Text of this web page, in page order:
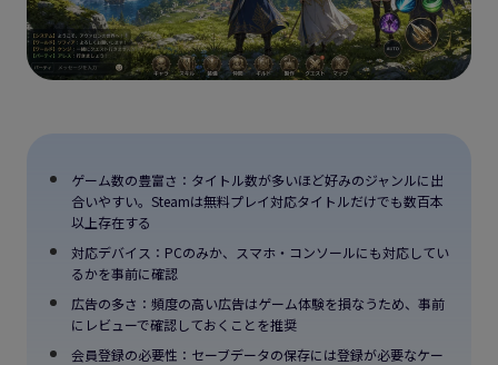
ゲーム数の豊富さ：タイトル数が多いほど好みのジャンルに出
合いやすい。Steamは無料プレイ対応タイトルだけでも数百本
以上存在する
対応デバイス：PCのみか、スマホ・コンソールにも対応してい
るかを事前に確認
広告の多さ：頻度の高い広告はゲーム体験を損なうため、事前
にレビューで確認しておくことを推奨
会員登録の必要性：セーブデータの保存には登録が必要なケー